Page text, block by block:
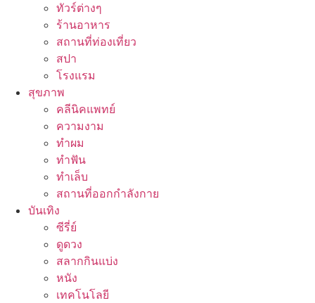
ทัวร์ต่างๆ
ร้านอาหาร
สถานที่ท่องเที่ยว
สปา
โรงแรม
สุขภาพ
คลีนิคแพทย์
ความงาม
ทำผม
ทำฟัน
ทำเล็บ
สถานที่ออกกำลังกาย
บันเทิง
ซีรี่ย์
ดูดวง
สลากกินแบ่ง
หนัง
เทคโนโลยี